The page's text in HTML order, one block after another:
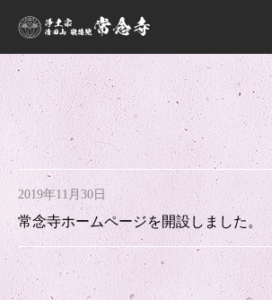
常念寺について
境内
年間行事
納骨堂
2019年11月30日
常念寺ホームページを開設しました。